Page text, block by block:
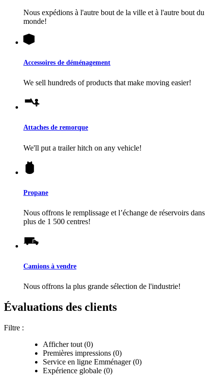
Nous expédions à l'autre bout de la ville et à l'autre bout du
monde!
Accessoires de déménagement
We sell hundreds of products that make moving easier!
Attaches de remorque
We'll put a trailer hitch on any vehicle!
Propane
Nous offrons le remplissage et l’échange de réservoirs dans
plus de 1 500 centres!
Camions à vendre
Nous offrons la plus grande sélection de l'industrie!
Évaluations des clients
Filtre :
Afficher tout (0)
Premières impressions (0)
Service en ligne Emménager (0)
Expérience globale (0)